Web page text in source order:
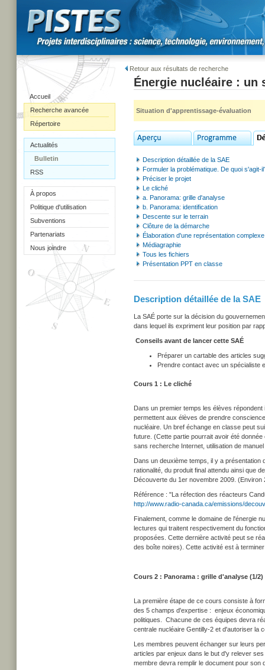
Accueil
Recherche avancée
Répertoire
Actualités
Bulletin
RSS
À propos
Politique d'utilisation
Subventions
Partenariats
Nous joindre
Retour aux résultats de recherche
Énergie nucléaire : un
Situation d'apprentissage-évaluation
Description détaillée de la SAE
Formuler la problématique. De quoi s'agit-
Préciser le projet
Le cliché
a. Panorama: grille d'analyse
b. Panorama: identification
Descente sur le terrain
Clôture de la démarche
Élaboration d'une représentation
Médiagraphie
Tous les fichiers
Présentation PPT en classe
Description détaillée de la SAE
La SAÉ porte sur la décision du
dans lequel ils expriment leur position par
Conseils avant de lancer cette SAÉ
Préparer un cartable des articles
Prendre contact avec un spécialiste
Cours 1 : Le cliché
Dans un premier temps les élèves
permettent aux élèves de prendre
nucléaire. Un bref échange en classe peut
future. (Cette partie pourrait avoir été
sans recherche Internet, utilisation de
Dans un deuxième temps, il y a présentation
rationalité, du produit final attendu ainsi que
Découverte du 1er novembre 2009. (Environ
Référence : "La réfection des réacteurs
http://www.radio-canada.ca/emissions/
Finalement, comme le domaine de l'énergie
lectures qui traitent respectivement du
proposées. Cette dernière activité peut se
des boîte noires). Cette activité est à
Cours 2 : Panorama : grille d'analyse (1/2)
La première étape de ce cours consiste à
des 5 champs d'expertise : enjeux
politiques. Chacune de ces équipes devra
centrale nucléaire Gentilly-2 et d'autoriser la
Les membres peuvent échanger sur leurs
articles par enjeux dans le but d'y relever
membre devra remplir le document pour son